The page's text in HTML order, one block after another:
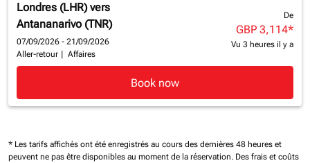
Londres (LHR) vers
Antananarivo (TNR)
07/09/2026 - 21/09/2026
Aller-retour
Affaires
De
GBP 3,114*
Vu 3 heures il y a
Book now
* Les tarifs affichés ont été enregistrés au cours des dernières 48 heures et
peuvent ne pas être disponibles au moment de la réservation. Des frais et coûts